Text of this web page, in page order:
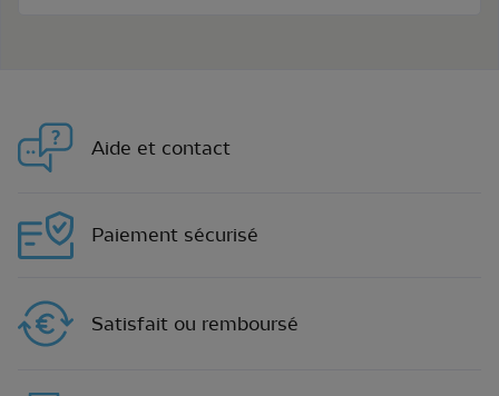
Aide et contact
Paiement sécurisé
Satisfait ou remboursé